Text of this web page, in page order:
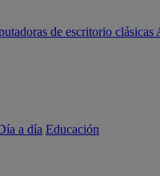
de escritorio clásicas
a día Educación